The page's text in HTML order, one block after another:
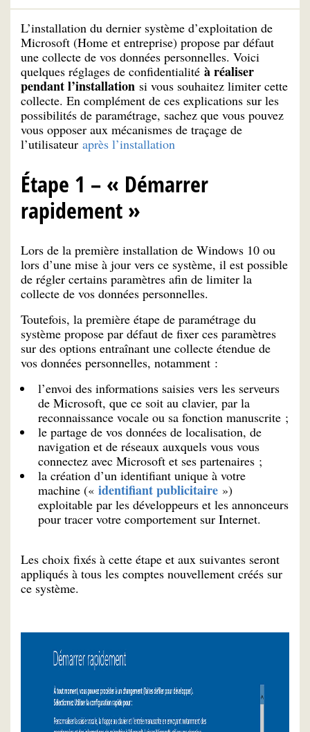
L’installation du dernier système d’exploitation de
Microsoft (Home et entreprise) propose par défaut
une collecte de vos données personnelles. Voici
quelques réglages de confidentialité à réaliser
pendant l’installation si vous souhaitez limiter cette
collecte. En complément de ces explications sur les
possibilités de paramétrage, sachez que vous pouvez
vous opposer aux mécanismes de traçage de
l’utilisateur après l’installation
Étape 1 – « Démarrer
rapidement »
Lors de la première installation de Windows 10 ou
lors d’une mise à jour vers ce système, il est possible
de régler certains paramètres afin de limiter la
collecte de vos données personnelles.
Toutefois, la première étape de paramétrage du
système propose par défaut de fixer ces paramètres
sur des options entraînant une collecte étendue de
vos données personnelles, notamment :
l’envoi des informations saisies vers les serveurs
de Microsoft, que ce soit au clavier, par la
reconnaissance vocale ou sa fonction manuscrite ;
le partage de vos données de localisation, de
navigation et de réseaux auxquels vous vous
connectez avec Microsoft et ses partenaires ;
la création d’un identifiant unique à votre
machine (« identifiant publicitaire »)
exploitable par les développeurs et les annonceurs
pour tracer votre comportement sur Internet.
Les choix fixés à cette étape et aux suivantes seront
appliqués à tous les comptes nouvellement créés sur
ce système.